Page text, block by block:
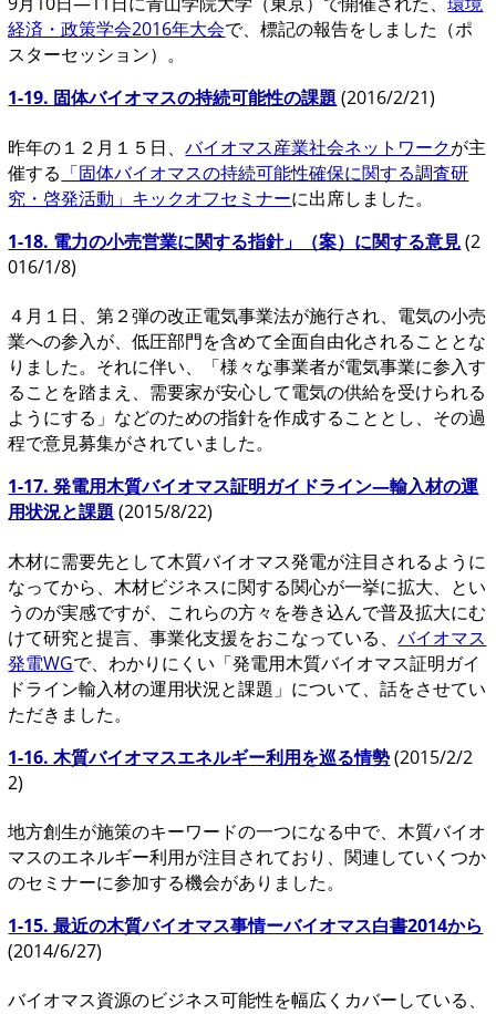
経済・政策学会2016年大会で、標記の報告をしました（ポ
スターセッション）。
1-19. 固体バイオマスの持続可能性の課題 (2016/2/21)
昨年の１２月１５日、バイオマス産業社会ネットワークが主
催する 「固体バイオマスの持続可能性確保に関する調査研
究・啓発活動」キックオフセミナーに出席しました。
1-18. 電力の小売営業に関する指針」（案）に関する意見(2
016/1/8)
４月１日、第２弾の改正電気事業法が施行され、電気の小売
業への参入が、低圧部門を含めて全面自由化されることとな
りました。それに伴い、「様々な事業者が電気事業に参入す
ることを踏まえ、需要家が安心して電気の供給を受けられる
ようにする」などのための指針を作成することとし、その過
程で意見募集がされていました。
1-17. 発電用木質バイオマス証明ガイドライン―輸入材の運
用状況と課題 (2015/8/22)
木材に需要先として木質バイオマス発電が注目されるように
なってから、木材ビジネスに関する関心が一挙に拡大、とい
うのが実感ですが、これらの方々を巻き込んで普及拡大にむ
けて研究と提言、事業化支援をおこなっている、バイオマス
発電WGで、わかりにくい「発電用木質バイオマス証明ガイ
ドライン輸入材の運用状況と課題」について、話をさせてい
ただきました。
1-16. 木質バイオマスエネルギー利用を巡る情勢(2015/2/2
2)
地方創生が施策のキーワードの一つになる中で、木質バイオ
マスのエネルギー利用が注目されており、関連していくつか
のセミナーに参加する機会がありました。
1-15. 最近の木質バイオマス事情ーバイオマス白書2014から
(2014/6/27)
バイオマス資源のビジネス可能性を幅広くカバーしている、